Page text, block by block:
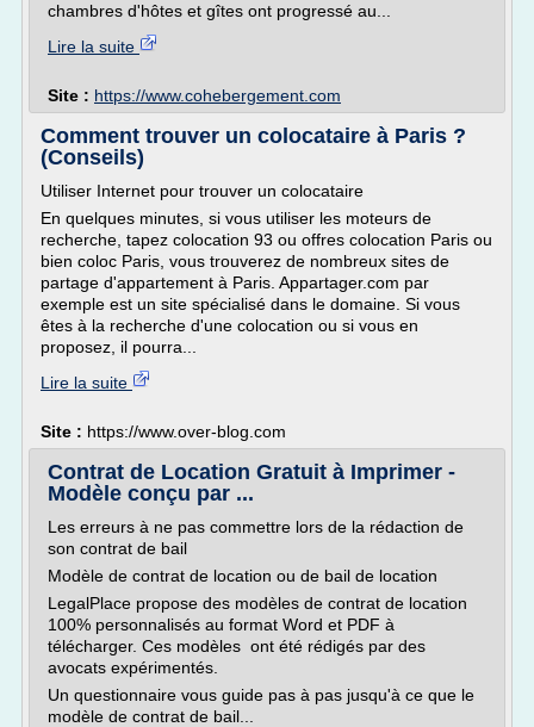
chambres d'hôtes et gîtes ont progressé au...
Lire la suite
Site : https://www.cohebergement.com
Comment trouver un colocataire à Paris ?
(Conseils)
Utiliser Internet pour trouver un colocataire
En quelques minutes, si vous utiliser les moteurs de
recherche, tapez colocation 93 ou offres colocation Paris ou
bien coloc Paris, vous trouverez de nombreux sites de
partage d'appartement à Paris. Appartager.com par
exemple est un site spécialisé dans le domaine. Si vous
êtes à la recherche d'une colocation ou si vous en
proposez, il pourra...
Lire la suite
Site : https://www.over-blog.com
Contrat de Location Gratuit à Imprimer -
Modèle conçu par ...
Les erreurs à ne pas commettre lors de la rédaction de
son contrat de bail
Modèle de contrat de location ou de bail de location
LegalPlace propose des modèles de contrat de location
100% personnalisés au format Word et PDF à
télécharger. Ces modèles ont été rédigés par des
avocats expérimentés.
Un questionnaire vous guide pas à pas jusqu'à ce que le
modèle de contrat de bail...